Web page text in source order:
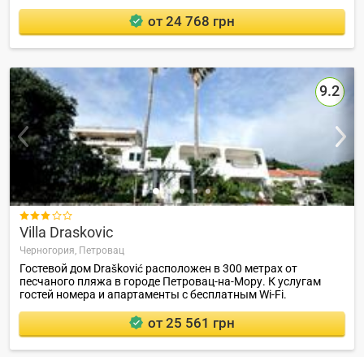
от 24 768 грн
9.2

Villa Draskovic
Черногория, Петровац
Гостевой дом Drašković расположен в 300 метрах от
песчаного пляжа в городе Петровац-на-Мору. К услугам
гостей номера и апартаменты с бесплатным Wi-Fi.
от 25 561 грн